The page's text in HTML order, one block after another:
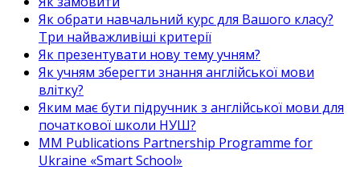
Як обрати навчальний курс для Вашого класу?
Три найважливіші критерії
Як презентувати нову тему учням?
Як учням зберегти знання англійської мови
влітку?
Яким має бути підручник з англійської мови для
початкової школи НУШ?
MM Publications Partnership Programme for
Ukraine «Smart School»